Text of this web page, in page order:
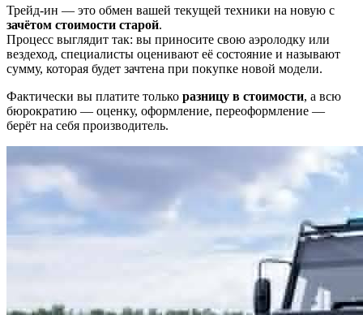
Трейд-ин — это обмен вашей текущей техники на новую с
зачётом стоимости старой.
Процесс выглядит так: вы приносите свою аэролодку или
вездеход, специалисты оценивают её состояние и называют
сумму, которая будет зачтена при покупке новой модели.
Фактически вы платите только разницу в стоимости, а всю
бюрократию — оценку, оформление, переоформление —
берёт на себя производитель.